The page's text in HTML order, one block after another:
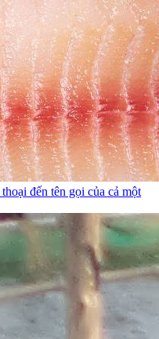
đến tên gọi của cả một